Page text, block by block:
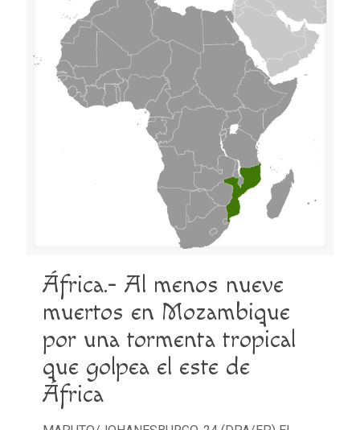
África.- Al menos nueve
muertos en Mozambique
por una tormenta tropical
que golpea el este de
África